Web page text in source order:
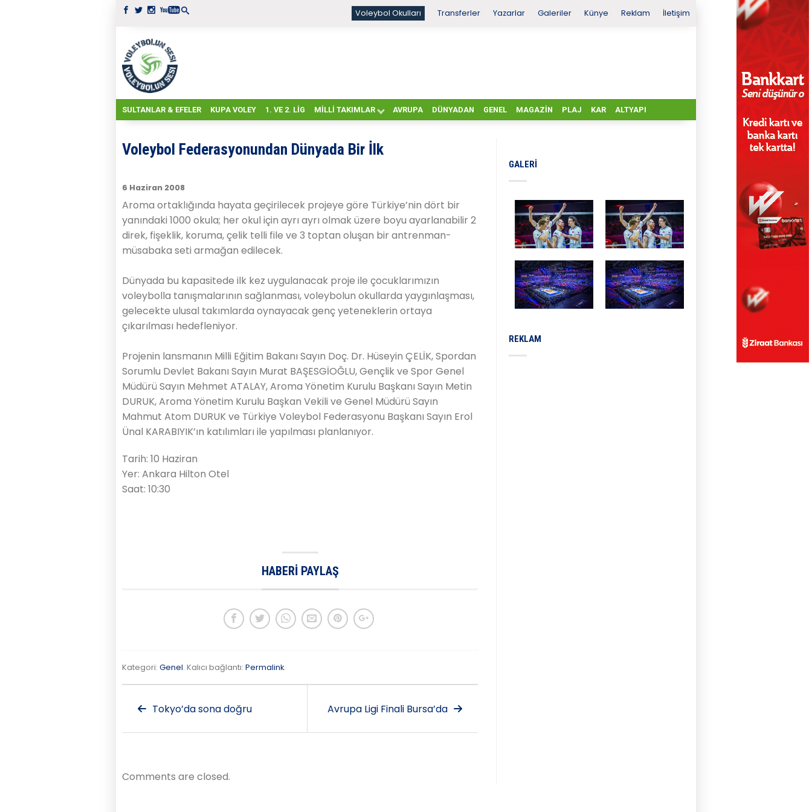
Voleybol Okulları Transferler Yazarlar Galeriler Künye Reklam İletişim
SULTANLAR & EFELER KUPA VOLEY 1. VE 2. LIG MILLI TAKIMLAR AVRUPA DÜNYADAN GENEL MAGAZIN PLAJ KAR ALTYAPI
Voleybol Federasyonundan Dünyada Bir İlk
6 Haziran 2008
Aroma ortaklığında hayata geçirilecek projeye göre Türkiye’nin dört bir
yanındaki 1000 okula; her okul için ayrı ayrı olmak üzere boyu ayarlanabilir 2
direk, fişeklik, koruma, çelik telli file ve 3 toptan oluşan bir antrenman-
müsabaka seti armağan edilecek.
Dünyada bu kapasitede ilk kez uygulanacak proje ile çocuklarımızın
voleybolla tanışmalarının sağlanması, voleybolun okullarda yaygınlaşması,
gelecekte ulusal takımlarda oynayacak genç yeteneklerin ortaya
çıkarılması hedefleniyor.
Projenin lansmanın Milli Eğitim Bakanı Sayın Doç. Dr. Hüseyin ÇELİK, Spordan
Sorumlu Devlet Bakanı Sayın Murat BAŞESGİOĞLU, Gençlik ve Spor Genel
Müdürü Sayın Mehmet ATALAY, Aroma Yönetim Kurulu Başkanı Sayın Metin
DURUK, Aroma Yönetim Kurulu Başkan Vekili ve Genel Müdürü Sayın
Mahmut Atom DURUK ve Türkiye Voleybol Federasyonu Başkanı Sayın Erol
Ünal KARABIYIK’ın katılımları ile yapılması planlanıyor.
Tarih: 10 Haziran
Yer: Ankara Hilton Otel
Saat: 10:30
HABERI PAYLAŞ
Kategori: Genel. Kalıcı bağlantı: Permalink.
Tokyo’da sona doğru Avrupa Ligi Finali Bursa’da
Comments are closed.
GALERI
REKLAM